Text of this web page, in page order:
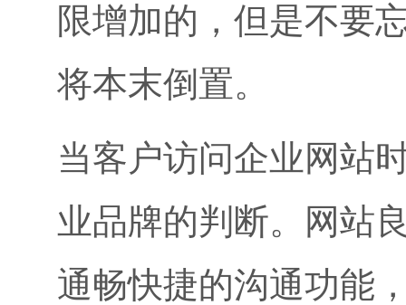
限增加的，但是不要
将本末倒置。
当客户访问企业网站
业品牌的判断。网站
通畅快捷的沟通功能